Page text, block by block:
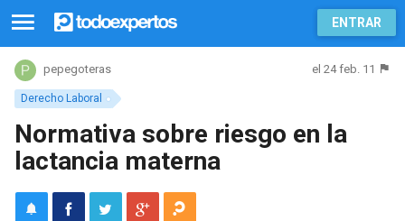
ENTRAR
Derecho Laboral
pepegoteras el 24 feb. 11
Normativa sobre riesgo en la
lactancia materna